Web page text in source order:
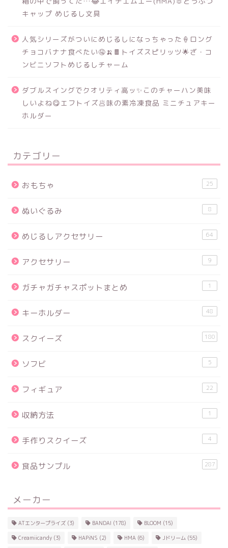
キャップ めじるし文具
人気シリーズがついにめじるしになっちゃった🍦ロング
チョコバナナ食べたい🤤🍌🍫トイズスピリッツ🌟ざ・コ
ンビニソフトめじるしチャーム
ダブルスイングでクオリティ高ッ✨このチャーハン美味
しいよね😋エフトイズ🥟味の素冷凍食品 ミニチュアキー
ホルダー
カテゴリー
おもちゃ 25
ぬいぐるみ 8
めじるしアクセサリー 64
アクセサリー 9
ガチャガチャスポットまとめ 1
キーホルダー 48
スクイーズ 180
ソフビ 5
フィギュア 22
収納方法 1
手作りスクイーズ 4
食品サンプル 287
メーカー
ATエンタープライズ (3) BANDAI (178) BLOOM (15)
Creamiicandy (3) HAPiNS (2) HMA (6) Jドリーム (55)